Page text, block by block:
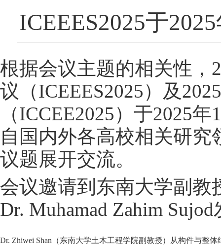
ICEEES2025于
根据会议主题的相关性，
议（ICEEES2025）及
（ICCEE2025）于2025
自国内外各高校相关研
议题展开交流。
会议邀请到东南大学副教
Dr. Muhamad Zahim
Dr. Zhiwei Shan（东南大学土木工程学院副教授）从构件与整